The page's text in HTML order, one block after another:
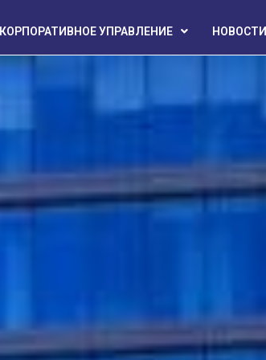
КОРПОРАТИВНОЕ УПРАВЛЕНИЕ НОВОСТИ